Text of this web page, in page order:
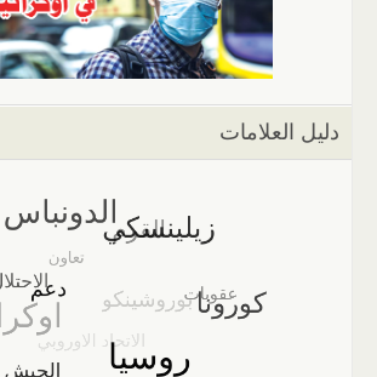
دليل العلامات